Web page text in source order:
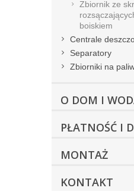
Zbiornik ze
boiskiem
Centrale
Separatory
Zbiorniki na
O DOM I
PŁATNOŚĆ I
MONTAŻ
KONTAKT